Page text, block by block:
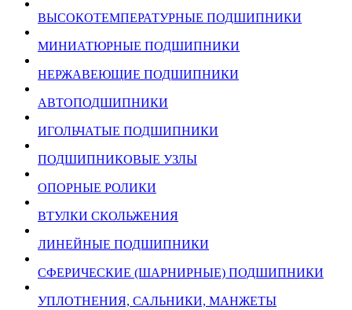
ВЫСОКОТЕМПЕРАТУРНЫЕ ПОДШИПНИКИ
МИНИАТЮРНЫЕ ПОДШИПНИКИ
НЕРЖАВЕЮЩИЕ ПОДШИПНИКИ
АВТОПОДШИПНИКИ
ИГОЛЬЧАТЫЕ ПОДШИПНИКИ
ПОДШИПНИКОВЫЕ УЗЛЫ
ОПОРНЫЕ РОЛИКИ
ВТУЛКИ СКОЛЬЖЕНИЯ
ЛИНЕЙНЫЕ ПОДШИПНИКИ
СФЕРИЧЕСКИЕ (ШАРНИРНЫЕ) ПОДШИПНИКИ
УПЛОТНЕНИЯ, САЛЬНИКИ, МАНЖЕТЫ